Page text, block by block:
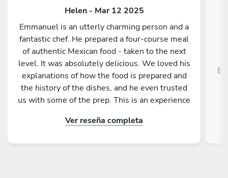
Helen - Mar 12 2025
Emmanuel is an utterly charming person and a
fantastic chef. He prepared a four-course meal
of authentic Mexican food - taken to the next
level. It was absolutely delicious. We loved his
explanations of how the food is prepared and
the history of the dishes, and he even trusted
us with some of the prep. This is an experience
Ver reseña completa
El